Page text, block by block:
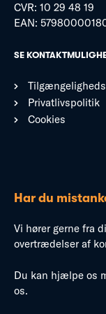
CVR: 10 29 48 19
EAN:
SE
Privatlivspolitik
Cookies
Har du
Vi hører gerne fra
overtrædelser af
Du kan hjælpe os
os.